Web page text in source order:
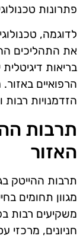
פתרונות
לדוגמה,
את התהליכים
בריאות
הרפואיים באזור.
הזדמנויות
תרבות
האזור
תרבות ההייטק
מגוון תחומים
משקיעים רבות
חניונים, מרכזי